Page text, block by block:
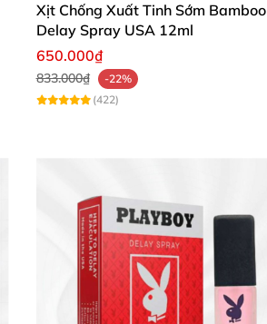
Xịt Chống Xuất Tinh Sớm Bamboo
Delay Spray USA 12ml
650.000₫
833.000₫
-22%
(422)